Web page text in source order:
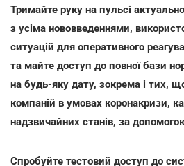
Тримайте руку на пульсі
з усіма нововведеннями,
ситуацій для оперативного
та майте доступ до повної бази
на будь-яку дату, зокрема і тих,
компаній в умовах коронакризи,
надзвичайних станів, за
Спробуйте тестовий доступ до